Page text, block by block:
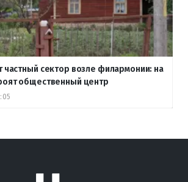
частный сектор возле филармонии: на
общественный центр